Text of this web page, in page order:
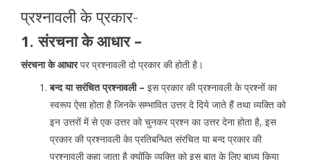
प्रश्नावली के प्रकार-
1. संरचना के आधार –
संरचना के आधारपर प्रश्नावली दो प्रकार की होती है।
बन्द या सरंचित प्रश्नावली – इस प्रकार की प्रश्नावली के प्रश्नों का
स्वरूप ऐसा होता है जिनके सम्भावित उत्तर दे दिये जाते हैं तथा व्यक्ति को
इन उत्तरों में से एक उत्तर को चुनकर प्रश्न का उत्तर देना होता है, इस
प्रकार की प्रश्नावली केा प्रतिबन्धित संरचित या बन्द प्रकार की
प्रश्नावली कहा जाता है क्योंकि व्यक्ति को इस बात के लिए बाध्य किया